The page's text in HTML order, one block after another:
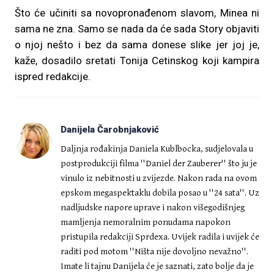
Što će učiniti sa novopronađenom slavom, Minea ni
sama ne zna. Samo se nada da će sada Story objaviti
o njoj nešto i bez da sama donese slike jer joj je,
kaže, dosadilo sretati Tonija Cetinskog koji kampira
ispred redakcije.
Danijela Čarobnjaković
Daljnja rođakinja Daniela Kublbocka, sudjelovala u
postprodukciji filma ''Daniel der Zauberer'' što ju je
vinulo iz nebitnosti u zvijezde. Nakon rada na ovom
epskom megaspektaklu dobila posao u ''24 sata''. Uz
nadljudske napore uprave i nakon višegodišnjeg
mamljenja nemoralnim ponudama napokon
pristupila redakciji Sprdexa. Uvijek radila i uvijek će
raditi pod motom ''Ništa nije dovoljno nevažno''.
Imate li tajnu Danijela će je saznati, zato bolje da je